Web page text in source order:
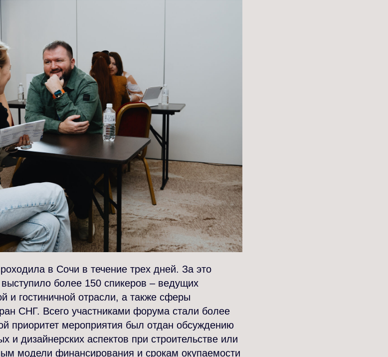
в Сочи в течение трех дней. За это
более 150 спикеров – ведущих
и гостиничной отрасли, а также сферы
СНГ. Всего участниками форума стали более
приоритет мероприятия был отдан обсуждению
и дизайнерских аспектов при строительстве или
модели финансирования и срокам окупаемости